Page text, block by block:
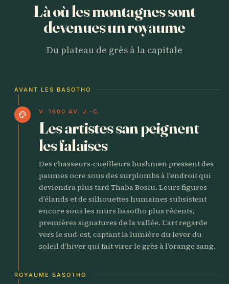
Là où les montagnes sont
devenues un royaume
Du plateau de grès à la capitale
AVANT LES BASOTHO
palette V. 1600 AV. J.-C.
Les artistes san peignent
les falaises
Des chasseurs-cueilleurs bushmen pressent des
paumes ocre sous des surplombs à l’endroit qui
deviendra plus tard Thaba Bosiu. Leurs figures
d’élands et de silhouettes humaines subsistent
encore sous les murs basotho plus récents,
premières signatures de la vallée. L’art regarde
vers le sud-est, captant la lumière du lever du
soleil d’hiver qui fait virer le grès à l’orange sang.
ROYAUME BASOTHO